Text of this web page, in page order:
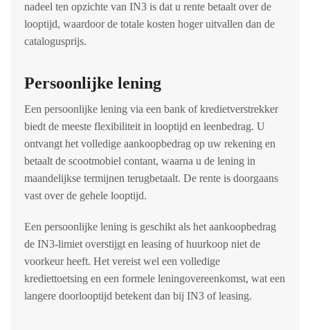
nadeel ten opzichte van IN3 is dat u rente betaalt over de
looptijd, waardoor de totale kosten hoger uitvallen dan de
catalogusprijs.
Persoonlijke lening
Een persoonlijke lening via een bank of kredietverstrekker
biedt de meeste flexibiliteit in looptijd en leenbedrag. U
ontvangt het volledige aankoopbedrag op uw rekening en
betaalt de scootmobiel contant, waarna u de lening in
maandelijkse termijnen terugbetaalt. De rente is doorgaans
vast over de gehele looptijd.
Een persoonlijke lening is geschikt als het aankoopbedrag
de IN3-limiet overstijgt en leasing of huurkoop niet de
voorkeur heeft. Het vereist wel een volledige
krediettoetsing en een formele leningovereenkomst, wat een
langere doorlooptijd betekent dan bij IN3 of leasing.